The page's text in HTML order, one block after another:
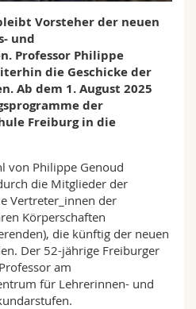
Vorsteher der neuen
und
Professor Philippe
die Geschicke der
Ab dem 1. August 2025
der
Freiburg in die
von Philippe Genoud
die Mitglieder der
Vertreter_innen der
Körperschaften
die künftig der neuen
Der 52-jährige Freiburger
am
für Lehrerinnen- und